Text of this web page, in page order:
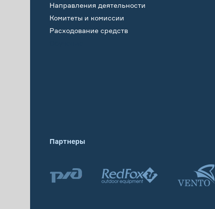
Направления деятельности
Комитеты и комиссии
Расходование средств
Партнеры